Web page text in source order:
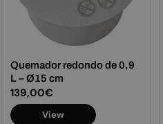
Quemador redondo de 0,9
L – Ø15 cm
Precio
habitual
139,00€
View